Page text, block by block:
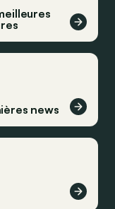
news